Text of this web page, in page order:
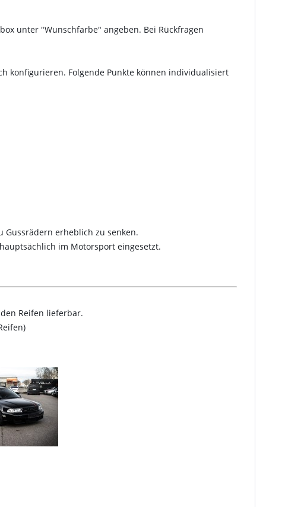
unter "Wunschfarbe" angeben. Bei Rückfragen
konfigurieren. Folgende Punkte können individualisiert
Gussrädern erheblich zu senken.
im Motorsport eingesetzt.
Reifen lieferbar.